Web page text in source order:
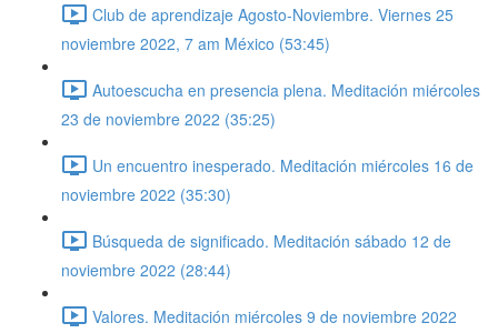
Club de aprendizaje Agosto-Noviembre. Viernes 25
noviembre 2022, 7 am México (53:45)
Autoescucha en presencia plena. Meditación miércoles
23 de noviembre 2022 (35:25)
Un encuentro inesperado. Meditación miércoles 16 de
noviembre 2022 (35:30)
Búsqueda de significado. Meditación sábado 12 de
noviembre 2022 (28:44)
Valores. Meditación miércoles 9 de noviembre 2022